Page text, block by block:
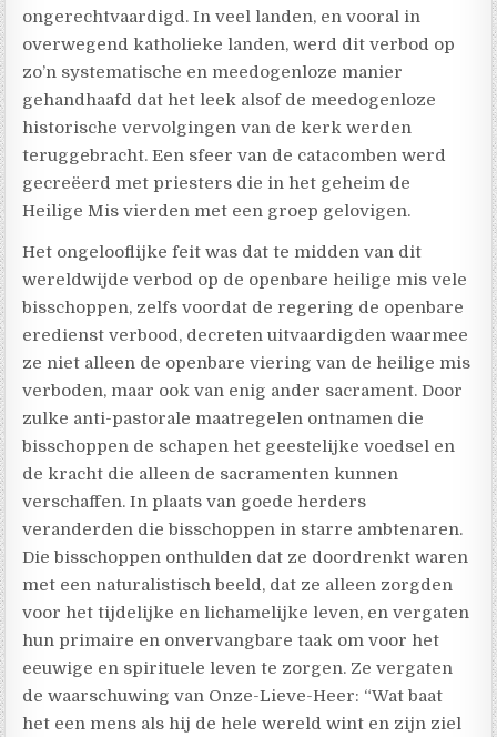
ongerechtvaardigd. In veel landen, en vooral in
overwegend katholieke landen, werd dit verbod op
zo’n systematische en meedogenloze manier
gehandhaafd dat het leek alsof de meedogenloze
historische vervolgingen van de kerk werden
teruggebracht. Een sfeer van de catacomben werd
gecreëerd met priesters die in het geheim de
Heilige Mis vierden met een groep gelovigen.
Het ongelooflijke feit was dat te midden van dit
wereldwijde verbod op de openbare heilige mis vele
bisschoppen, zelfs voordat de regering de openbare
eredienst verbood, decreten uitvaardigden waarmee
ze niet alleen de openbare viering van de heilige mis
verboden, maar ook van enig ander sacrament. Door
zulke anti-pastorale maatregelen ontnamen die
bisschoppen de schapen het geestelijke voedsel en
de kracht die alleen de sacramenten kunnen
verschaffen. In plaats van goede herders
veranderden die bisschoppen in starre ambtenaren.
Die bisschoppen onthulden dat ze doordrenkt waren
met een naturalistisch beeld, dat ze alleen zorgden
voor het tijdelijke en lichamelijke leven, en vergaten
hun primaire en onvervangbare taak om voor het
eeuwige en spirituele leven te zorgen. Ze vergaten
de waarschuwing van Onze-Lieve-Heer: “Wat baat
het een mens als hij de hele wereld wint en zijn ziel